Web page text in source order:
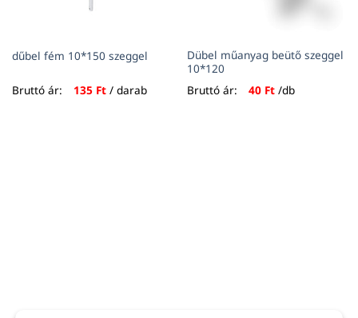
dűbel fém 10*150 szeggel
Bruttó ár: 135 Ft/ darab
Dübel műanyag beütő szeggel
10*120
Bruttó ár:
40 Ft/db